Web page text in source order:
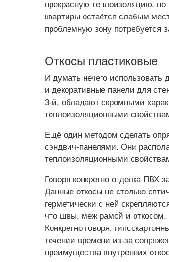
прекрасную теплоизоляцию,
квартиры остаётся слабым
проблемную зону потребуется
Откосы пластиковые
И думать нечего использовать
и декоративные панели для
3-й, обладают скромными
теплоизоляционными
Ещё один методом сделать
сэндвич-панелями. Они
теплоизоляционными
Говоря конкретно отделка ПВХ
Данные откосы не столько
герметически с ней
что швы, меж рамой и
Конкретно говоря,
течении времени из-за
преимущества внутренних